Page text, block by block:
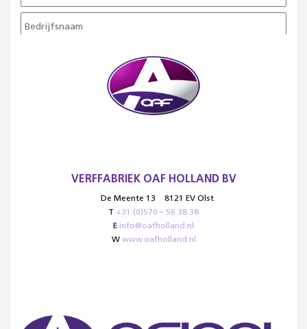
VERFFABRIEK OAF HOLLAND BV
De Meente 13
8121 EV Olst
T +31 (0)570 – 56 38 38
E info@oafholland.nl
W www.oafholland.nl